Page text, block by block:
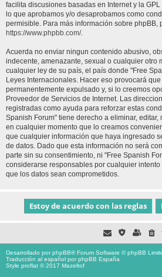
facilita discusiones basadas en Internet y la
lo que aprobamos y/o desaprobamos como
permisible. Para más información sobre phpBB,
https://www.phpbb.com/.
Acuerda no enviar ningun contenido abusivo,
indecente, amenazante, sexual o cualquier otro
cualquier ley de su país, el país donde "Free
Leyes Internacionales. Hacer eso provocará
permanentemente expulsado y, si lo creemos
Proveedor de Servicios de Internet. Las
registradas como ayuda para reforzar estas
Spanish Forum" tiene derecho a eliminar,
en cualquier momento que lo creamos
que cualquier información que haya ingresado
de datos. Dado que esta información no será
parte sin su consentimiento, ni "Free Spanish
considerarse responsables por cualquier
que los datos sean comprometidos.
Desarrollado porphpBB® Forum Software © phpBB
Traducción al español porphpBB España
Style proflat © 2017 Mazeltof